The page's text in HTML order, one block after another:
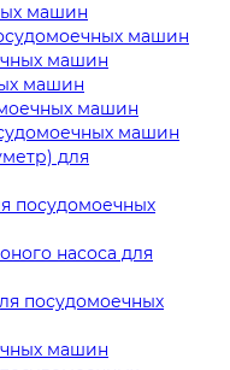
машин
машин
машин
машин
машин
машин
для
посудомоечных
насоса для
посудомоечных
машин